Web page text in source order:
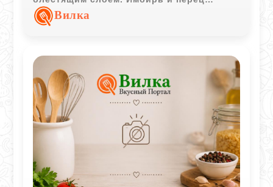
делают вкус тёплым и насыщенным, а
сладкий перец добавляет сочности и
Вилка